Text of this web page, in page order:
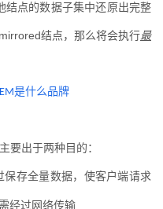
结点的数据子集中还原出完整
mirrored结点，那么将会执行最
要出于两种目的：
存全量数据，使客户端请求
经过网络传输